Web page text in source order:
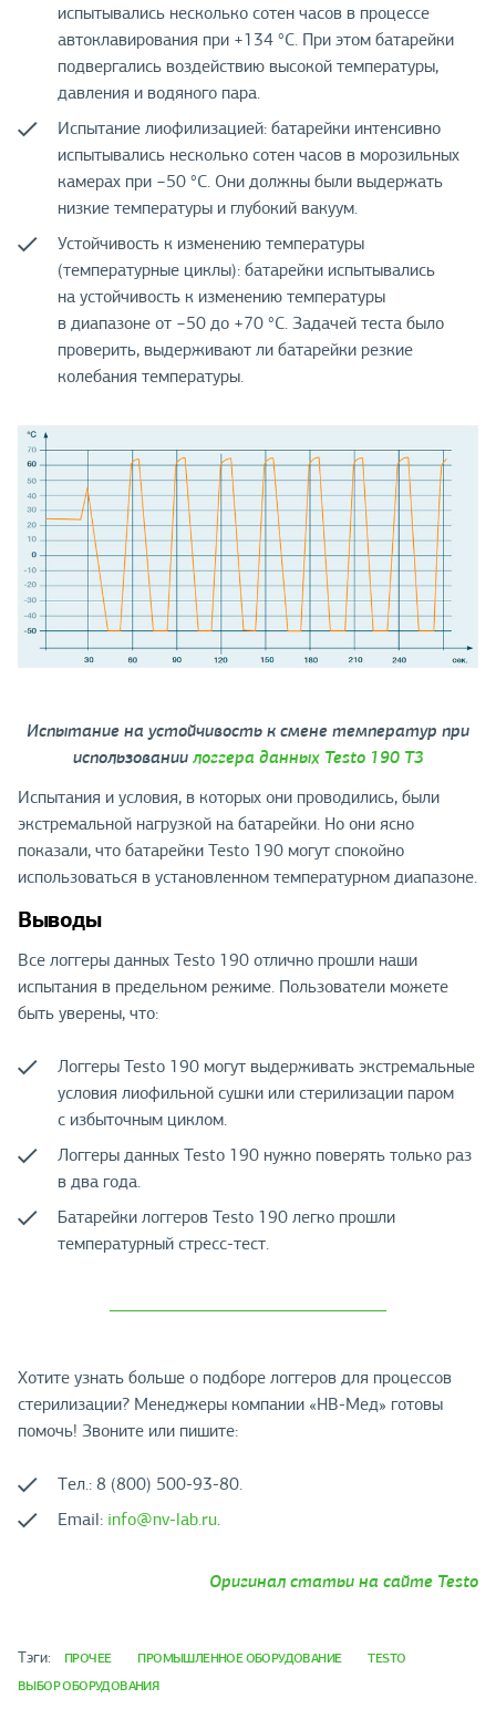
испытывались несколько сотен часов в процессе
автоклавирования при +134 °C. При этом батарейки
подвергались воздействию высокой температуры,
давления и водяного пара.
Испытание лиофилизацией: батарейки интенсивно
испытывались несколько сотен часов в морозильных
камерах при −50 °C. Они должны были выдержать
низкие температуры и глубокий вакуум.
Устойчивость к изменению температуры
(температурные циклы): батарейки испытывались
на устойчивость к изменению температуры
в диапазоне от −50 до +70 °C. Задачей теста было
проверить, выдерживают ли батарейки резкие
колебания температуры.
Испытание на устойчивость к смене температур при
использовании логгера данных Testo 190 T3
Испытания и условия, в которых они проводились, были
экстремальной нагрузкой на батарейки. Но они ясно
показали, что батарейки Testo 190 могут спокойно
использоваться в установленном температурном диапазоне.
Выводы
Все логгеры данных Testo 190 отлично прошли наши
испытания в предельном режиме. Пользователи можете
быть уверены, что:
Логгеры Testo 190 могут выдерживать экстремальные
условия лиофильной сушки или стерилизации паром
с избыточным циклом.
Логгеры данных Testo 190 нужно поверять только раз
в два года.
Батарейки логгеров Testo 190 легко прошли
температурный стресс-тест.
Хотите узнать больше о подборе логгеров для процессов
стерилизации? Менеджеры компании «НВ-Мед» готовы
помочь! Звоните или пишите:
Тел.: 8 (800) 500-93-80.
Email: info@nv-lab.ru.
Оригинал статьи на сайте Testo
Тэги: ПРОЧЕЕ ПРОМЫШЛЕННОЕ ОБОРУДОВАНИЕ
TESTO
ВЫБОР ОБОРУДОВАНИЯ